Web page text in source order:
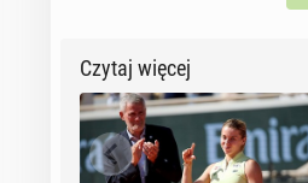
Czytaj więcej